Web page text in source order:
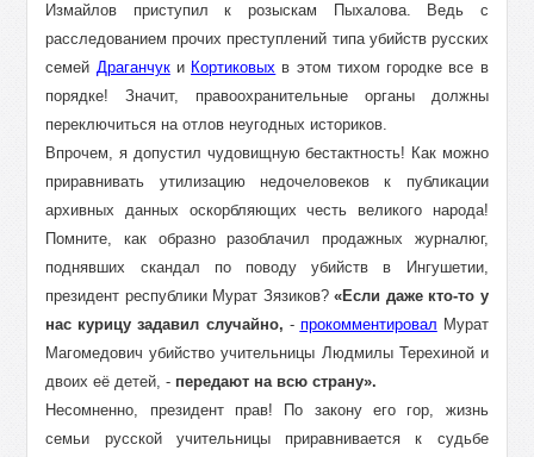
Измайлов приступил к розыскам Пыхалова. Ведь с
расследованием прочих преступлений типа убийств русских
семей Драганчуки Кортиковых в этом тихом городке все в
порядке! Значит, правоохранительные органы должны
переключиться на отлов неугодных историков.
Впрочем, я допустил чудовищную бестактность! Как можно
приравнивать утилизацию недочеловеков к публикации
архивных данных оскорбляющих честь великого народа!
Помните, как образно разоблачил продажных журналюг,
поднявших скандал по поводу убийств в Ингушетии,
президент республики Мурат Зязиков?«Если даже кто-то у
нас курицу задавил случайно, - прокомментировал Мурат
Магомедович убийство учительницы Людмилы Терехиной и
двоих её детей, - передают на всю страну».
Несомненно, президент прав! По закону его гор, жизнь
семьи русской учительницы приравнивается к судьбе